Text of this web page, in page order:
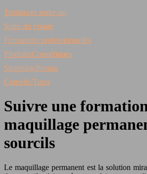
Tendances make-up
Soins du visage
Formations professionnelles
Produits/Cosmétiques
Shopping/Prestas
Conseils/Tutos
Suivre une
maquillage
sourcils
Le maquillage permanent est la solution